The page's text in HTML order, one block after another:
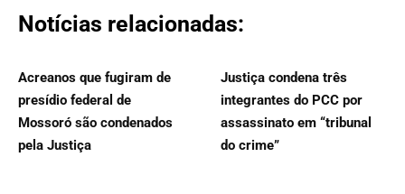
Notícias relacionadas:
Acreanos que fugiram de
presídio federal de
Mossoró são condenados
pela Justiça
Justiça condena três
integrantes do PCC por
assassinato em “tribunal
do crime”